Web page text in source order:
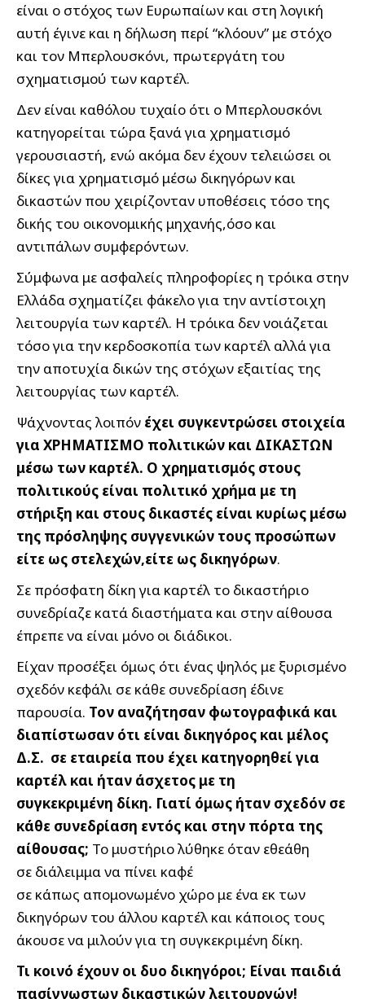
είναι ο στόχος των Ευρωπαίων και στη λογική
αυτή έγινε και η δήλωση περί “κλόουν” με στόχο
και τον Μπερλουσκόνι, πρωτεργάτη του
σχηματισμού των καρτέλ.
Δεν είναι καθόλου τυχαίο ότι ο Μπερλουσκόνι
κατηγορείται τώρα ξανά για χρηματισμό
γερουσιαστή, ενώ ακόμα δεν έχουν τελειώσει οι
δίκες για χρηματισμό μέσω δικηγόρων και
δικαστών που χειρίζονταν υποθέσεις τόσο της
δικής του οικονομικής μηχανής,όσο και
αντιπάλων συμφερόντων.
Σύμφωνα με ασφαλείς πληροφορίες η τρόικα στην
Ελλάδα σχηματίζει φάκελο για την αντίστοιχη
λειτουργία των καρτέλ. Η τρόικα δεν νοιάζεται
τόσο για την κερδοσκοπία των καρτέλ αλλά για
την αποτυχία δικών της στόχων εξαιτίας της
λειτουργίας των καρτέλ.
Ψάχνοντας λοιπόν έχει συγκεντρώσει στοιχεία
για ΧΡΗΜΑΤΙΣΜΟ πολιτικών και ΔΙΚΑΣΤΩΝ
μέσω των καρτέλ. Ο χρηματισμός στους
πολιτικούς είναι πολιτικό χρήμα με τη
στήριξη και στους δικαστές είναι κυρίως μέσω
της πρόσληψης συγγενικών τους προσώπων
είτε ως στελεχών,είτε ως δικηγόρων.
Σε πρόσφατη δίκη για καρτέλ το δικαστήριο
συνεδρίαζε κατά διαστήματα και στην αίθουσα
έπρεπε να είναι μόνο οι διάδικοι.
Είχαν προσέξει όμως ότι ένας ψηλός με ξυρισμένο
σχεδόν κεφάλι σε κάθε συνεδρίαση έδινε
παρουσία. Τον αναζήτησαν φωτογραφικά και
διαπίστωσαν ότι είναι δικηγόρος και μέλος
Δ.Σ. σε εταιρεία που έχει κατηγορηθεί για
καρτέλ και ήταν άσχετος με τη
συγκεκριμένη δίκη. Γιατί όμως ήταν σχεδόν σε
κάθε συνεδρίαση εντός και στην πόρτα της
αίθουσας; Το μυστήριο λύθηκε όταν εθεάθη
σε διάλειμμα να πίνει καφέ
σε κάπως απομονωμένο χώρο με ένα εκ των
δικηγόρων του άλλου καρτέλ και κάποιος τους
άκουσε να μιλούν για τη συγκεκριμένη δίκη.
Τι κοινό έχουν οι δυο δικηγόροι; Είναι παιδιά
πασίγνωστων δικαστικών λειτουργών!